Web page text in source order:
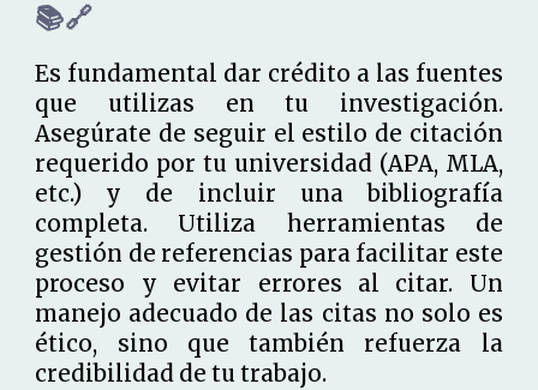
📚🔗
Es fundamental dar crédito a las fuentes
que utilizas en tu investigación.
Asegúrate de seguir el estilo de citación
requerido por tu universidad (APA, MLA,
etc.) y de incluir una bibliografía
completa. Utiliza herramientas de
gestión de referencias para facilitar este
proceso y evitar errores al citar. Un
manejo adecuado de las citas no solo es
ético, sino que también refuerza la
credibilidad de tu trabajo.